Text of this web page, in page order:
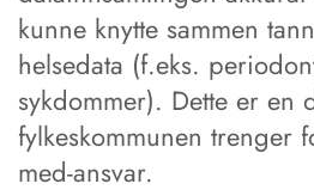
kunne knytte sammen
helsedata (f.eks.
sykdommer). Dette er en
fylkeskommunen trenger
med-ansvar.